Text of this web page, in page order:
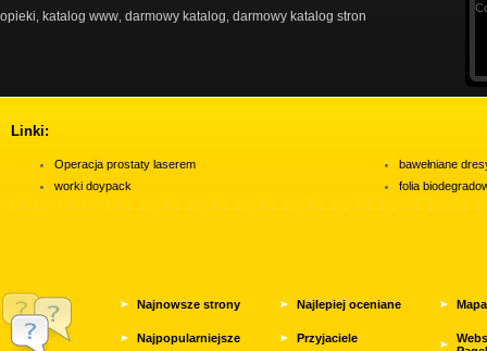
opieki
katalog www darmowy katalog darmowy katalog stron
Linki:
Operacja prostaty laserem
worki doypack
bawełniane
folia
Najnowsze strony Najlepiej oceniane
Najpopularniejsze Przyjaciele